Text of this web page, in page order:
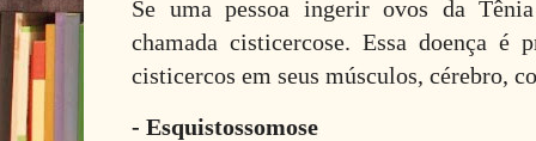
Se uma pessoa ingerir ovos da
chamada cisticercose. Essa doença é
cisticercos em seus músculos, cérebro,
- Esquistossomose